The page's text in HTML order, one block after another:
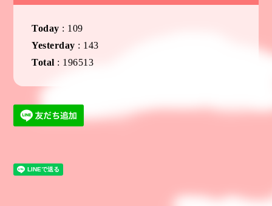
Today : 109
Yesterday : 143
Total : 196513